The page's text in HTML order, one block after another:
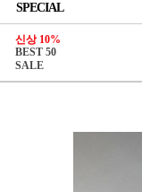
SPECIAL
신상 10%
BEST 50
SALE